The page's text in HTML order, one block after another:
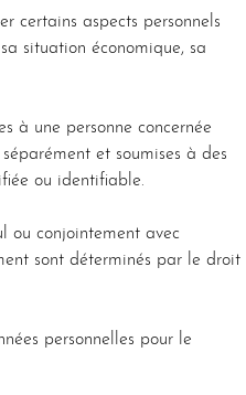
certains aspects personnels
situation économique, sa
à une personne concernée
et soumises à des
ou identifiable.
ou conjointement avec
sont déterminés par le droit
personnelles pour le